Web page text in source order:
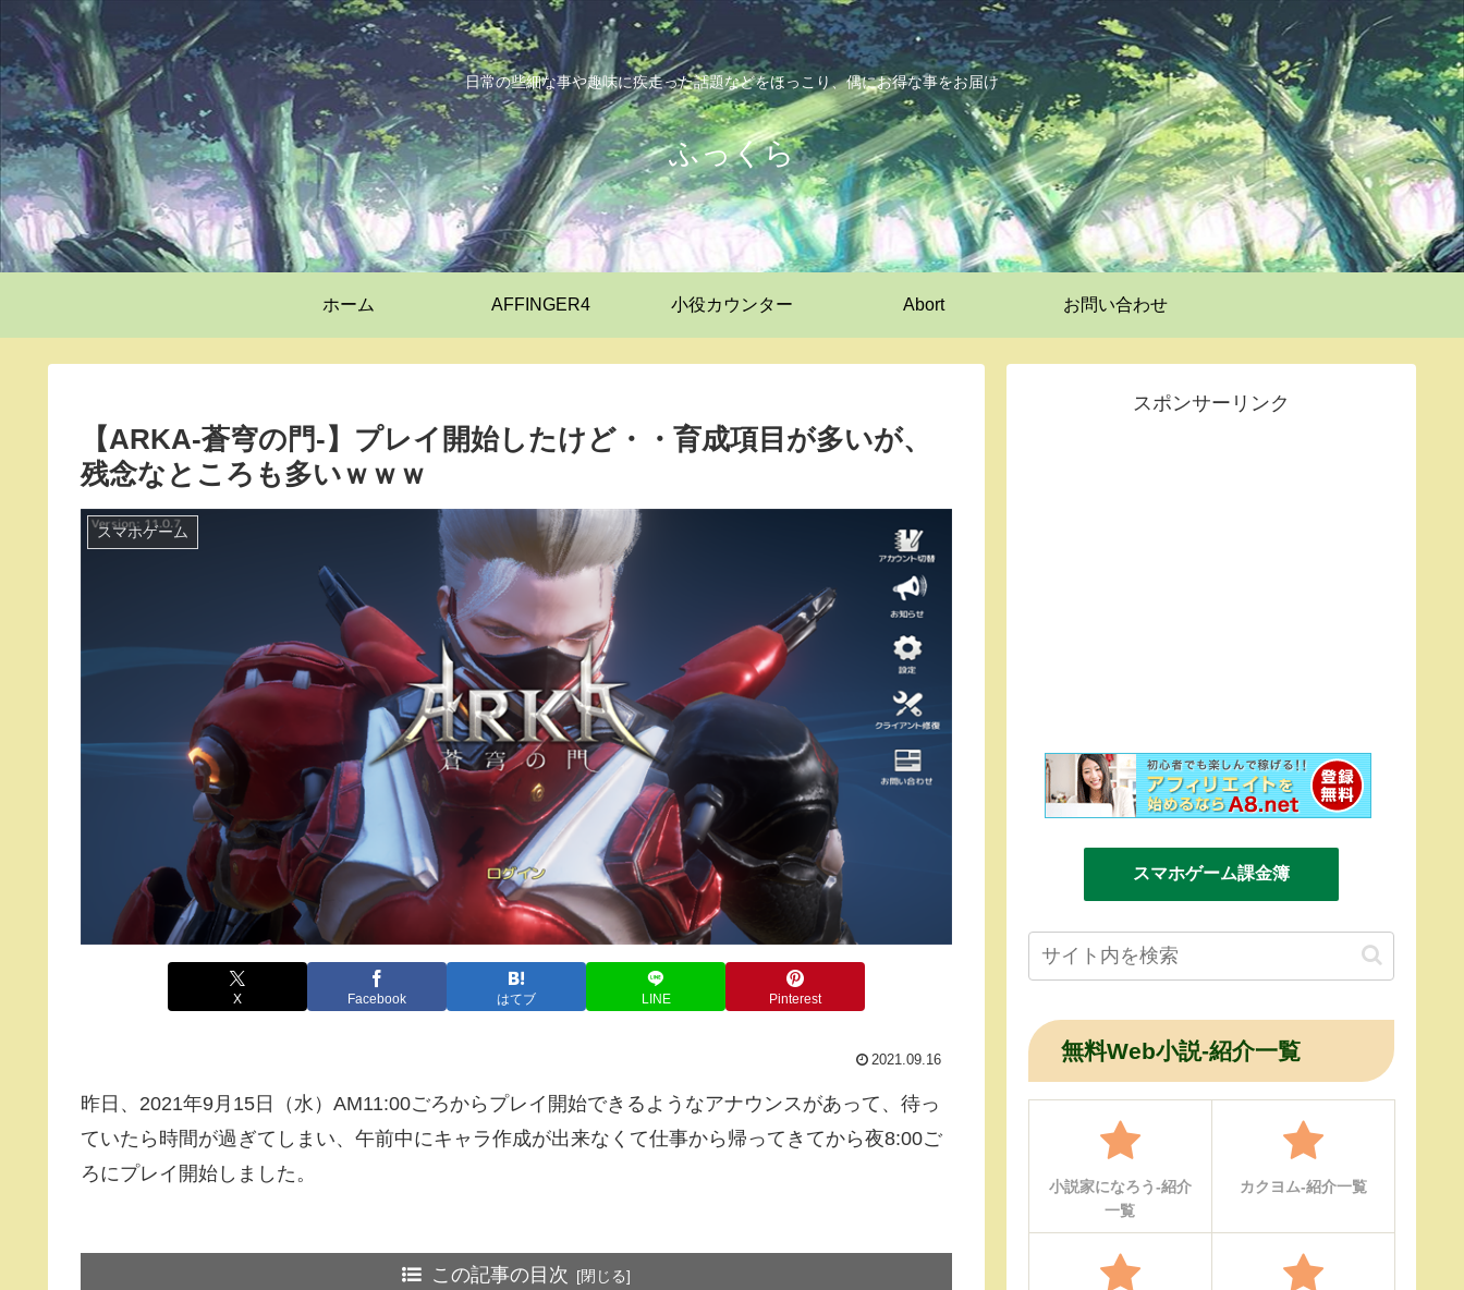
日常の些細な事や趣味に疾走った話題などをほっこり、偶にお得な事をお届け
ふっくら
ホーム AFFINGER4 小役カウンター Abort お問い合わせ
【ARKA-蒼穹の門-】プレイ開始したけど・・育成項目が多いが、
残念なところも多いｗｗｗ
スマホゲーム
X Facebook はてブ LINE Pinterest
2021.09.16
昨日、2021年9月15日（水）AM11:00ごろからプレイ開始できるようなアナウンスがあって、待っ
ていたら時間が過ぎてしまい、午前中にキャラ作成が出来なくて仕事から帰ってきてから夜8:00ご
ろにプレイ開始しました。
この記事の目次
スポンサーリンク
スマホゲーム課金簿
無料Web小説-紹介一覧
小説家になろう-紹介
一覧
カクヨム-紹介一覧